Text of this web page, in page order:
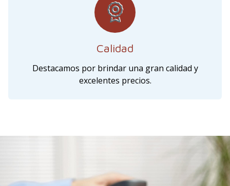
Calidad
Destacamos por brindar una gran calidad y
excelentes precios.